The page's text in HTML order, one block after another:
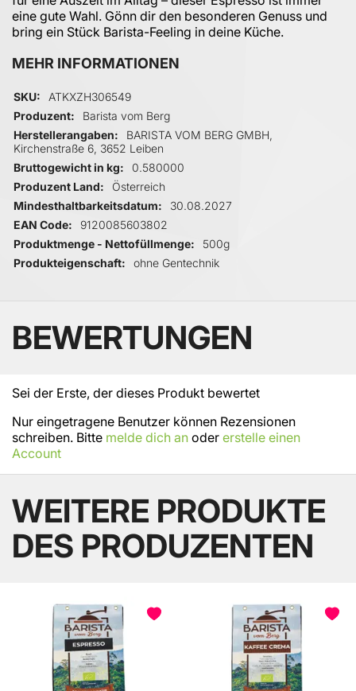
eine gute Wahl. Gönn dir den besonderen Genuss und
bring ein Stück Barista-Feeling in deine Küche.
MEHR INFORMATIONEN
Mehr Informationen
SKU
ATKXZH306549
Produzent
Barista vom Berg
Herstellerangaben
BARISTA VOM BERG GMBH,
Kirchenstraße 6, 3652 Leiben
Bruttogewicht in kg
0.580000
Produzent Land
Österreich
Mindesthaltbarkeitsdatum
30.08.2027
EAN Code
9120085603802
Produktmenge - Nettofüllmenge
500g
Produkteigenschaft
ohne Gentechnik
BEWERTUNGEN
Sei der Erste, der dieses Produkt bewertet
Nur eingetragene Benutzer können Rezensionen
schreiben. Bitte melde dich an oder erstelle einen
Account
WEITERE PRODUKTE
DES PRODUZENTEN